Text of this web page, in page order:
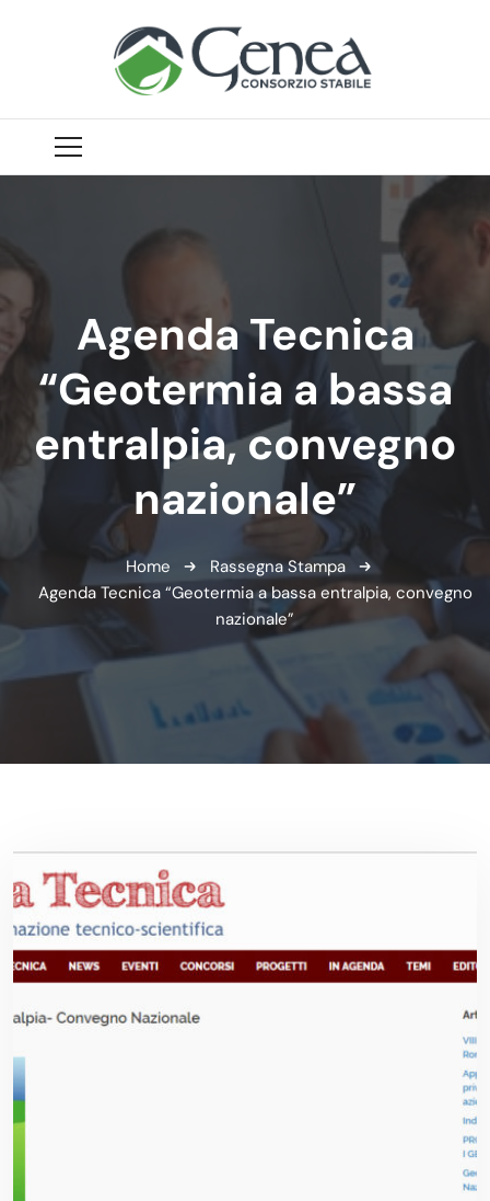
Agenda Tecnica
“Geotermia a bassa
entralpia, convegno
nazionale”
Home
Rassegna Stampa
Agenda Tecnica “Geotermia a bassa entralpia, convegno
nazionale”